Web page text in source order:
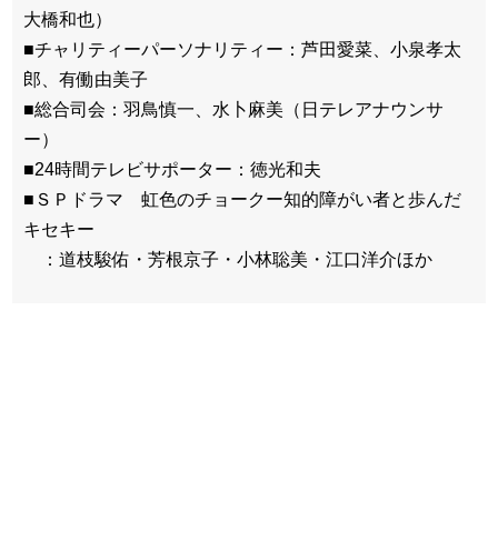
大橋和也）
■チャリティーパーソナリティー：芦田愛菜、小泉孝太
郎、有働由美子
■総合司会：羽鳥慎一、水卜麻美（日テレアナウンサ
ー）
■24時間テレビサポーター：徳光和夫
■ＳＰドラマ 虹色のチョークー知的障がい者と歩んだ
キセキー
：道枝駿佑・芳根京子・小林聡美・江口洋介ほか